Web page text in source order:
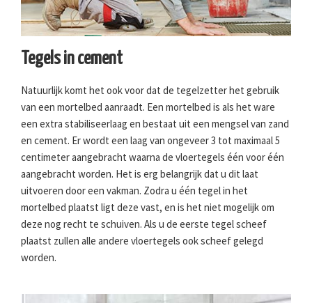
Tegels in cement
Natuurlijk komt het ook voor dat de tegelzetter het gebruik
van een mortelbed aanraadt. Een mortelbed is als het ware
een extra stabiliseerlaag en bestaat uit een mengsel van zand
en cement. Er wordt een laag van ongeveer 3 tot maximaal 5
centimeter aangebracht waarna de vloertegels één voor één
aangebracht worden. Het is erg belangrijk dat u dit laat
uitvoeren door een vakman. Zodra u één tegel in het
mortelbed plaatst ligt deze vast, en is het niet mogelijk om
deze nog recht te schuiven. Als u de eerste tegel scheef
plaatst zullen alle andere vloertegels ook scheef gelegd
worden.